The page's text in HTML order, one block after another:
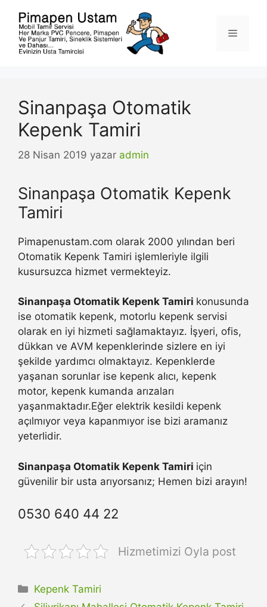
Menü
Sinanpaşa Otomatik
Kepenk Tamiri
28 Nisan 2019 yazar admin
Sinanpaşa Otomatik Kepenk
Tamiri
Pimapenustam.com olarak 2000 yılından beri
Otomatik Kepenk Tamiri işlemleriyle ilgili
kusursuzca hizmet vermekteyiz.
Sinanpaşa Otomatik Kepenk Tamiri konusunda
ise otomatik kepenk, motorlu kepenk servisi
olarak en iyi hizmeti sağlamaktayız. İşyeri, ofis,
dükkan ve AVM kepenklerinde sizlere en iyi
şekilde yardımcı olmaktayız. Kepenklerde
yaşanan sorunlar ise kepenk alıcı, kepenk
motor, kepenk kumanda arızaları
yaşanmaktadır.Eğer elektrik kesildi kepenk
açılmıyor veya kapanmıyor ise bizi aramanız
yeterlidir.
Sinanpaşa Otomatik Kepenk Tamiri için
güvenilir bir usta arıyorsanız; Hemen bizi arayın!
0530 640 44 22
Hizmetimizi Oyla post
Kategoriler
Kepenk Tamiri